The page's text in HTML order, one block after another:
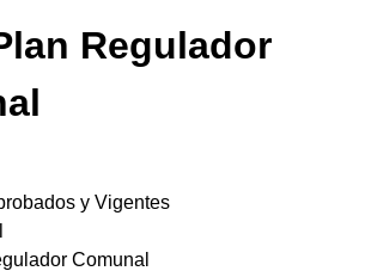
Regulador
y Vigentes
Comunal